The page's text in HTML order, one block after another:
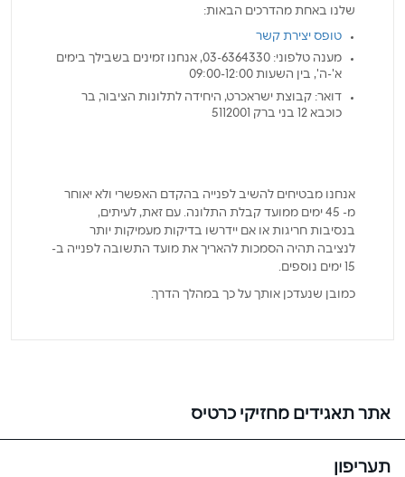
שלנו באחת מהדרכים הבאות:
טופס יצירת קשר
מענה טלפוני: 03-6364330, אנחנו זמינים בשבילך בימים
א'-ה', בין השעות 09:00-12:00
דואר: קבוצת ישראכרט, היחידה לתלונות הציבור, בר
כוכבא 12 בני ברק 5112001
אנחנו מבטיחים להשיב לפנייה בהקדם האפשרי ולא יאוחר
מ- 45 ימים ממועד קבלת התלונה. עם זאת, לעיתים,
בנסיבות חריגות או אם יידרשו בדיקות מעמיקות יותר
לנציבה תהיה הסמכות להאריך את מועד התשובה לפנייה ב-
15 ימים נוספים.
כמובן שנעדכן אותך על כך במהלך הדרך.
אתר תאגידים מחזיקי כרטיס
תעריפון